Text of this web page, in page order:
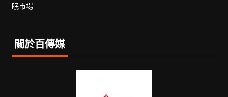
眠市場
關於百傳媒